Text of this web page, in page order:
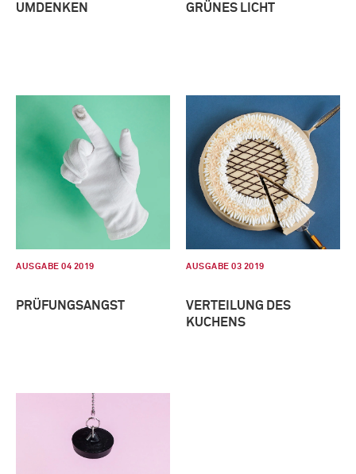
UMDENKEN GRÜNES LICHT
AUSGABE 04 2019
PRÜFUNGSANGST
AUSGABE 03 2019
VERTEILUNG DES
KUCHENS